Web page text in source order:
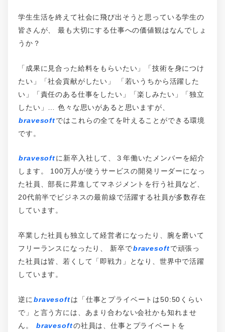
学生生活を終えて社会に飛び出そうと思っている学生の
皆さんが、
最も大切にする仕事への価値観はなんでしょ
うか？
「成果に見合った給料をもらいたい」「技術を身につけ
たい」「社会貢献がしたい」
「若いうちから活躍した
い」「責任のある仕事をしたい」「楽しみたい」「独立
したい」…
色々な思いがあると思いますが、
bravesoftではこれらの全てを叶えることができる環境
です。
bravesoftに新卒入社して、３年働いたメンバーを紹介
します。
100万人が使うサービスの開発リーダーになっ
た社員、部長に昇進してマネジメントを行う社員など、
20代前半でビジネスの最前線で活躍する社員が多数存在
しています。
卒業した社員も独立して経営者になったり、腕を磨いて
フリーランスになったり、
新卒でbravesoftで頑張っ
た社員は皆、若くして「即戦力」となり、世界中で活躍
しています。
逆に bravesoftは「仕事とプライベートは50:50くらい
で」と言う方には、あまり合わない会社かも知れませ
ん。
bravesoftの社員は、仕事とプライベートを